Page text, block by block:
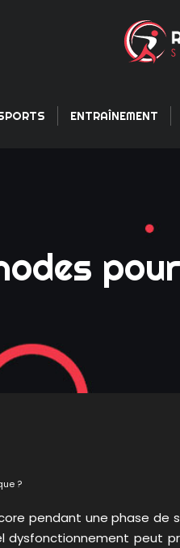
ENTRAÎNEMENT
?
pendant une phase
dysfonctionnement peut